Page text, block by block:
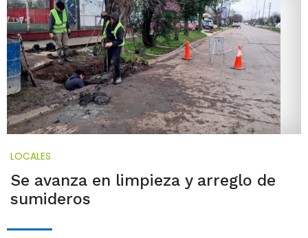
LOCALES
Se avanza en limpieza y arreglo de
sumideros